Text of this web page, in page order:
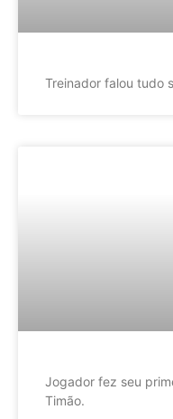
Treinador falou tudo
Jogador fez seu
Timão.